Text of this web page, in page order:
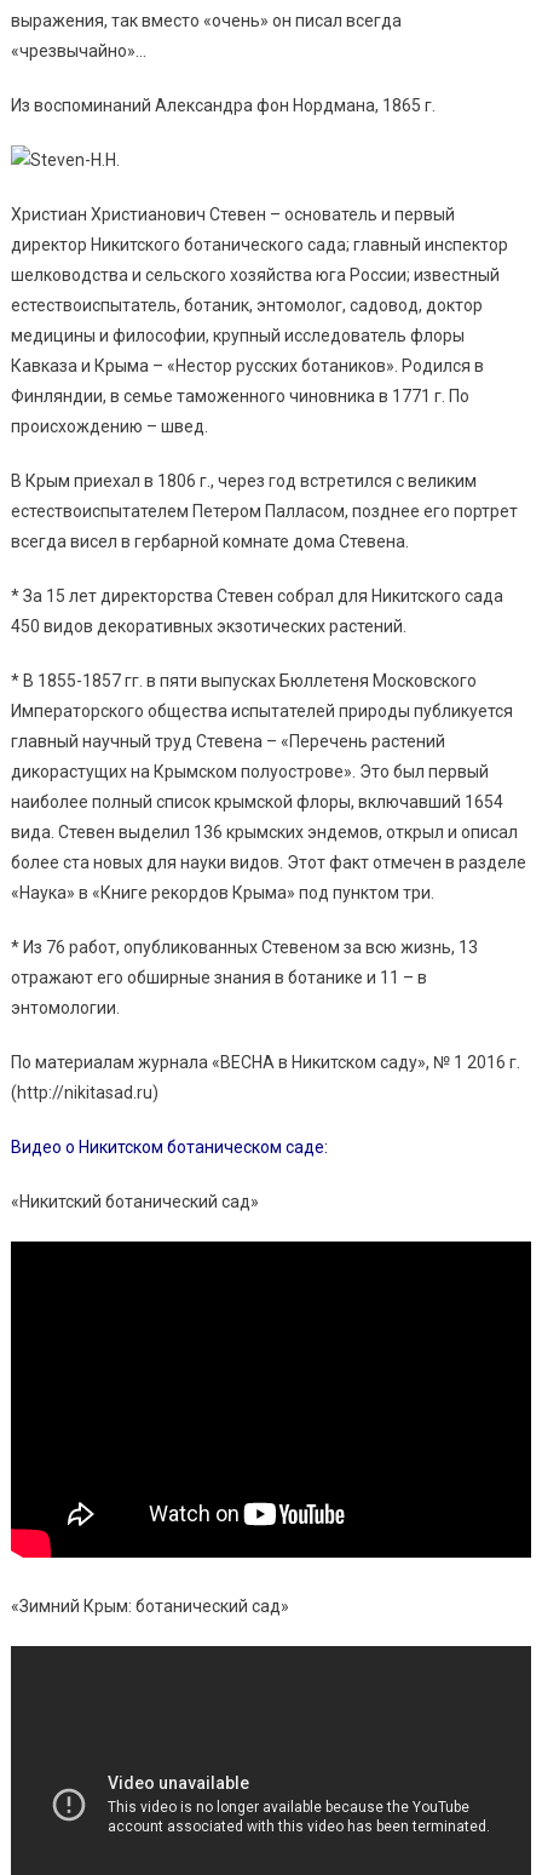
выражения, так вместо «очень» он писал всегда
«чрезвычайно»…
Из воспоминаний Александра фон Нордмана, 1865 г.
Христиан Христианович Стевен – основатель и первый
директор Никитского ботанического сада; главный инспектор
шелководства и сельского хозяйства юга России; известный
естествоиспытатель, ботаник, энтомолог, садовод, доктор
медицины и философии, крупный исследователь флоры
Кавказа и Крыма – «Нестор русских ботаников». Родился в
Финляндии, в семье таможенного чиновника в 1771 г. По
происхождению – швед.
В Крым приехал в 1806 г., через год встретился с великим
естествоиспытателем Петером Палласом, позднее его портрет
всегда висел в гербарной комнате дома Стевена.
* За 15 лет директорства Стевен собрал для Никитского сада
450 видов декоративных экзотических растений.
* В 1855-1857 гг. в пяти выпусках Бюллетеня Московского
Императорского общества испытателей природы публикуется
главный научный труд Стевена – «Перечень растений
дикорастущих на Крымском полуострове». Это был первый
наиболее полный список крымской флоры, включавший 1654
вида. Стевен выделил 136 крымских эндемов, открыл и описал
более ста новых для науки видов. Этот факт отмечен в разделе
«Наука» в «Книге рекордов Крыма» под пунктом три.
* Из 76 работ, опубликованных Стевеном за всю жизнь, 13
отражают его обширные знания в ботанике и 11 – в
энтомологии.
По материалам журнала «ВЕСНА в Никитском саду», № 1 2016 г.
(http://nikitasad.ru)
Видео о Никитском ботаническом саде:
«Никитский ботанический сад»
«Зимний Крым: ботанический сад»